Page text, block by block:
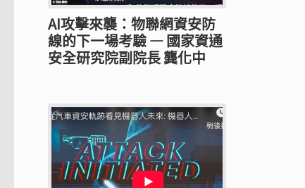
AI攻擊來襲：物聯網資安防
線的下一場考驗 — 國家資通
安全研究院副院長 龔化中